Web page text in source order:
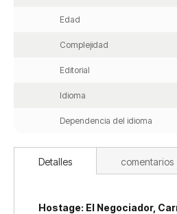
Edad
Complejidad
Editorial
Idioma
Dependencia del idioma
Detalles
Hostage: El Negociador,
comentarios